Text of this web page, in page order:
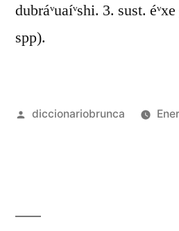
dubráᵛuaíᵛshi. 3. sust.
spp).
diccionariobrunca